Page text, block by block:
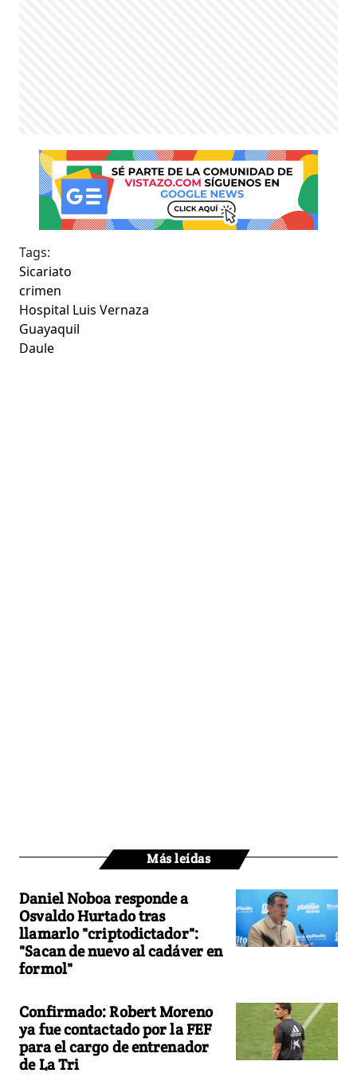
Tags:
Sicariato
crimen
Hospital Luis Vernaza
Guayaquil
Daule
Más leídas
Daniel Noboa responde a
Osvaldo Hurtado tras
llamarlo "criptodictador":
"Sacan de nuevo al cadáver en
formol"
Confirmado: Robert Moreno
ya fue contactado por la FEF
para el cargo de entrenador
de La Tri